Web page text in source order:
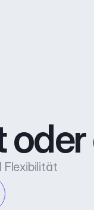
Flexibilität